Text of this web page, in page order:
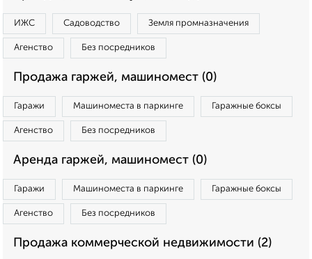
ИЖС Садоводство Земля промназначения
Агенство Без посредников
Продажа гаржей, машиномест (0)
Гаражи Машиноместа в паркинге Гаражные боксы
Агенство Без посредников
Аренда гаржей, машиномест (0)
Гаражи Машиноместа в паркинге Гаражные боксы
Агенство Без посредников
Продажа коммерческой недвижимости (2)